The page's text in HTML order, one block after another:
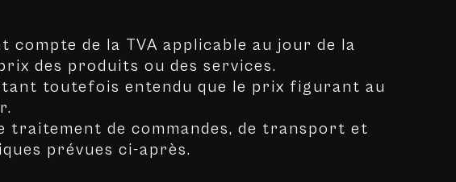
de la TVA applicable au jour de la
des produits ou des services.
toutefois entendu que le prix figurant au
traitement de commandes, de transport et
prévues ci-après.